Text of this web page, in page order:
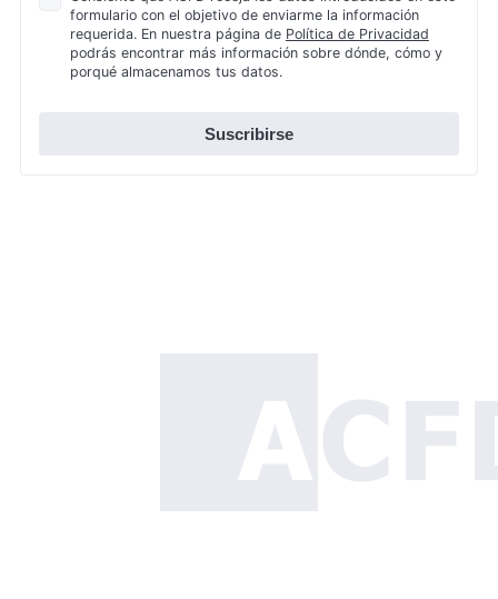
Privacidad
formulario con el objetivo de enviarme la información
requerida. En nuestra página de Política de Privacidad
podrás encontrar más información sobre dónde, cómo y
porqué almacenamos tus datos.
Suscribirse